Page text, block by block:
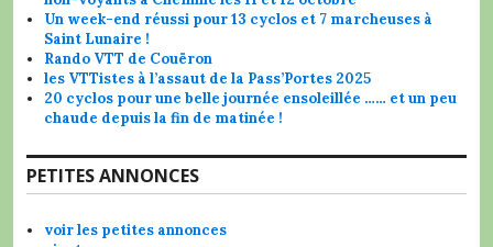
Un week-end réussi pour 13 cyclos et 7 marcheuses à
Saint Lunaire !
Rando VTT de Couëron
les VTTistes à l’assaut de la Pass’Portes 2025
20 cyclos pour une belle journée ensoleillée …… et un peu
chaude depuis la fin de matinée !
PETITES ANNONCES
voir les petites annonces